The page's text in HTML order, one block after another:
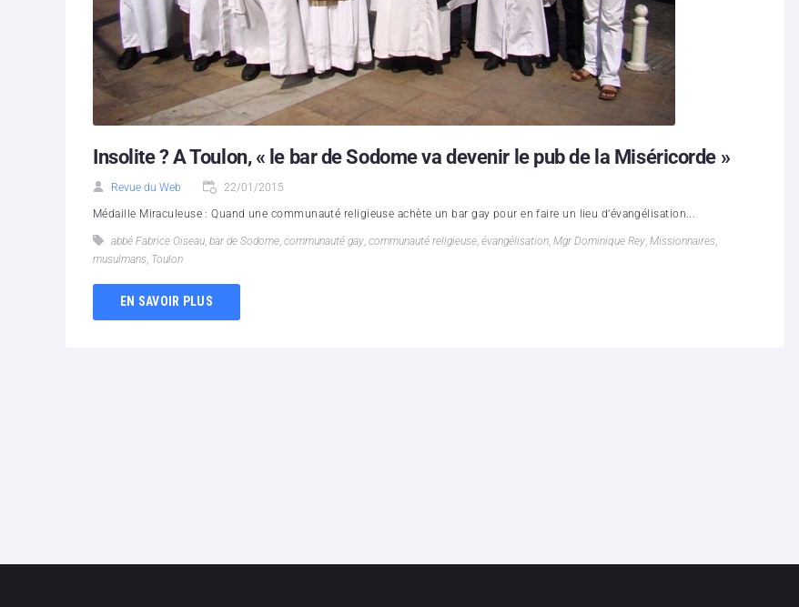
Insolite ? A Toulon, « le bar de Sodome va devenir le pub de la Miséricorde »
Revue du Web 22/01/2015
Médaille Miraculeuse : Quand une communauté religieuse achète un bar gay pour en faire un lieu d’évangélisation...
abbé Fabrice Oiseau, bar de Sodome, communauté gay, communauté religieuse, évangélisation, Mgr Dominique Rey, Missionnaires,
musulmans, Toulon
EN SAVOIR PLUS